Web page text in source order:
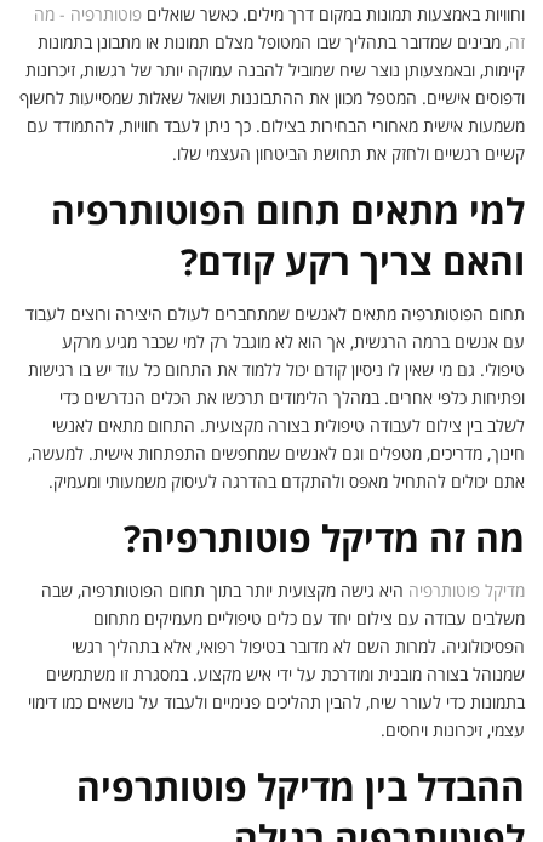
וחוויות באמצעות תמונות במקום דרך מילים. כאשר שואלים פוטותרפיה - מה
זה, מבינים שמדובר בתהליך שבו המטופל מצלם תמונות או מתבונן בתמונות
קיימות, ובאמצעותן נוצר שיח שמוביל להבנה עמוקה יותר של רגשות, זיכרונות
ודפוסים אישיים. המטפל מכוון את ההתבוננות ושואל שאלות שמסייעות לחשוף
משמעות אישית מאחורי הבחירות בצילום. כך ניתן לעבד חוויות, להתמודד עם
קשיים רגשיים ולחזק את תחושת הביטחון העצמי שלו.
למי מתאים תחום הפוטותרפיה
והאם צריך רקע קודם?
תחום הפוטותרפיה מתאים לאנשים שמתחברים לעולם היצירה ורוצים לעבוד
עם אנשים ברמה הרגשית, אך הוא לא מוגבל רק למי שכבר מגיע מרקע
טיפולי. גם מי שאין לו ניסיון קודם יכול ללמוד את התחום כל עוד יש בו רגישות
ופתיחות כלפי אחרים. במהלך הלימודים תרכשו את הכלים הנדרשים כדי
לשלב בין צילום לעבודה טיפולית בצורה מקצועית. התחום מתאים לאנשי
חינוך, מדריכים, מטפלים וגם לאנשים שמחפשים התפתחות אישית. למעשה,
אתם יכולים להתחיל מאפס ולהתקדם בהדרגה לעיסוק משמעותי ומעמיק.
מה זה מדיקל פוטותרפיה?
מדיקל פוטותרפיה היא גישה מקצועית יותר בתוך תחום הפוטותרפיה, שבה
משלבים עבודה עם צילום יחד עם כלים טיפוליים מעמיקים מתחום
הפסיכולוגיה. למרות השם לא מדובר בטיפול רפואי, אלא בתהליך רגשי
שמנוהל בצורה מובנית ומודרכת על ידי איש מקצוע. במסגרת זו משתמשים
בתמונות כדי לעורר שיח, להבין תהליכים פנימיים ולעבוד על נושאים כמו דימוי
עצמי, זיכרונות ויחסים.
ההבדל בין מדיקל פוטותרפיה